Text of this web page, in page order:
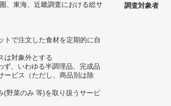
、東海、近畿調査における総サ
トで注文した食材を定期的に自
は対象外とする
ず、いわゆる半調理品、完成品
ービス（ただし、商品別は除
(野菜のみ 等)を取り扱うサービ
調査対象者